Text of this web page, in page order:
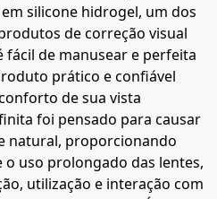
silicone hidrogel, um dos
de correção visual
fácil de manusear e perfeita
prático e confiável
de sua vista
foi pensado para causar
natural, proporcionando
uso prolongado das lentes,
utilização e interação com